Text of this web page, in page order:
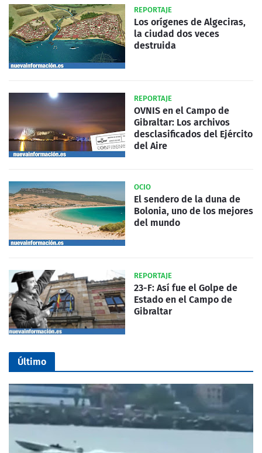
REPORTAJE
Los orígenes de Algeciras,
la ciudad dos veces
destruida
REPORTAJE
OVNIS en el Campo de
Gibraltar: Los archivos
desclasificados del Ejército
del Aire
OCIO
El sendero de la duna de
Bolonia, uno de los mejores
del mundo
REPORTAJE
23-F: Así fue el Golpe de
Estado en el Campo de
Gibraltar
Último